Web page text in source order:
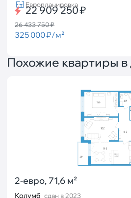
Европланировка
22 909 250 ₽
26 433 750 ₽
325 000 ₽/м²
Похожие квартиры
2-евро, 71,6 м²
Колумб сдан в 2023